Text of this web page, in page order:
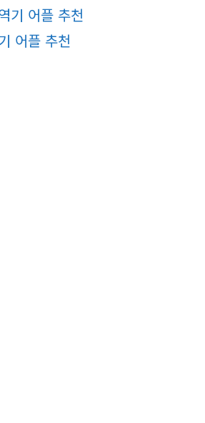
기 어플 추천
어플 추천